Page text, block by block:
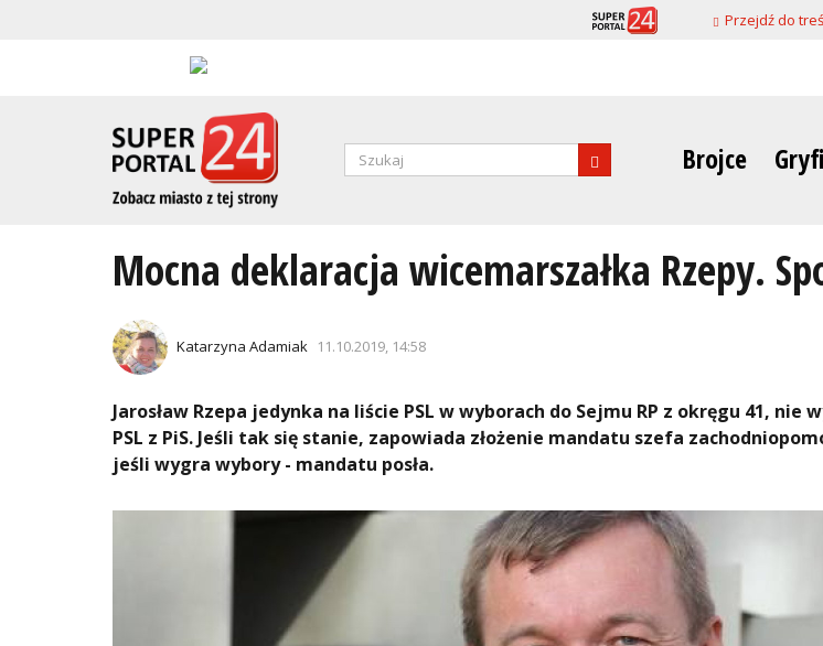
Przejdź do
Brojce
Formularz
Mocna deklaracja wicemarszałka Rzepy.
Katarzyna Adamiak 11.10.2019, 14:58
Jarosław Rzepa jedynka na liście PSL w wyborach do Sejmu RP z okręgu 41, nie
PSL z PiS. Jeśli tak się stanie, zapowiada złożenie mandatu szefa
jeśli wygra wybory - mandatu posła.